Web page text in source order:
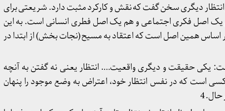
انتظار دیگری سخن گفت که نقش و کارکرد مثبت دارد. شریعتی برای
ویژگی قائل شد: 1- انتظار هم یک اصل فکری اجتماعی و هم یک اصل فطری انسانی است. به این
همین اصل است که اعتقاد به مسیح (نجات بخش) از ابتدا در
یکی حقیقت و دیگری واقعیت…. انتظار یعنی نه گفتن به آنچه
که در نفس انتظار خود، اعتراض به وضع موجود را پنهان
4